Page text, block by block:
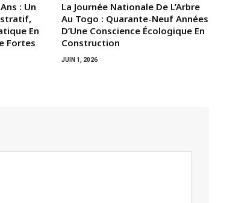
: Un
En
Fortes
La Journée Nationale De L’Arbre
Au Togo : Quarante-Neuf Années
D’Une Conscience Écologique En
Construction
JUIN 1, 2026